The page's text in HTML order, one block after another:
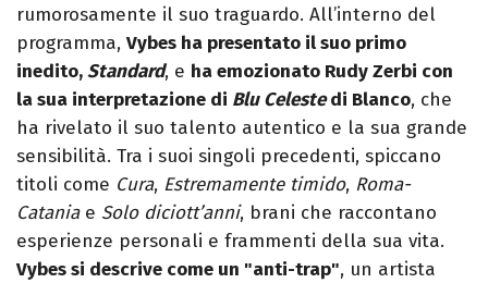
rumorosamente il suo traguardo. All’interno del
programma, Vybes ha presentato il suo primo
inedito,Standard, e ha emozionato Rudy Zerbi con
la sua interpretazione di Blu Celestedi Blanco, che
ha rivelato il suo talento autentico e la sua grande
sensibilità. Tra i suoi singoli precedenti, spiccano
titoli come Cura, Estremamente timido, Roma-
Cataniae Solo diciott’anni, brani che raccontano
esperienze personali e frammenti della sua vita.
Vybes si descrive come un "anti-trap", un artista